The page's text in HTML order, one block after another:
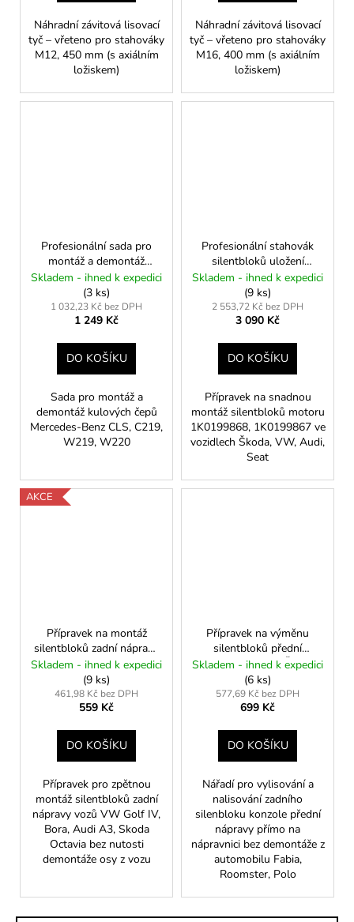
Náhradní závitová lisovací
tyč – vřeteno pro stahováky
M12, 450 mm (s axiálním
ložiskem)
Náhradní závitová lisovací
tyč – vřeteno pro stahováky
M16, 400 mm (s axiálním
ložiskem)
Profesionální sada pro
montáž a demontáž
kulových čepů Mercedes-
Benz (S, E, CLS, ML)
Skladem - ihned k expedici
(3 ks)
1 032,23 Kč bez DPH
1 249 Kč
DO KOŠÍKU
Sada pro montáž a
demontáž kulových čepů
Mercedes-Benz CLS, C219,
W219, W220
Profesionální stahovák
silentbloků uložení
motoru v nápravnici –
VW, Audi, Škoda, Seat
Skladem - ihned k expedici
(9 ks)
2 553,72 Kč bez DPH
3 090 Kč
DO KOŠÍKU
Přípravek na snadnou
montáž silentbloků motoru
1K0199868, 1K0199867 ve
vozidlech Škoda, VW, Audi,
Seat
AKCE
Přípravek na montáž
silentbloků zadní nápravy
VAG (Octavia I, Fabia,
Golf IV)
Skladem - ihned k expedici
(9 ks)
461,98 Kč bez DPH
559 Kč
DO KOŠÍKU
Přípravek pro zpětnou
montáž silentbloků zadní
nápravy vozů VW Golf IV,
Bora, Audi A3, Skoda
Octavia bez nutosti
demontáže osy z vozu
Přípravek na výměnu
silentbloků přední
nápravy (puků) – Škoda
Fabia, VW Polo,
Roomster
Skladem - ihned k expedici
(6 ks)
577,69 Kč bez DPH
699 Kč
DO KOŠÍKU
Nářadí pro vylisování a
nalisování zadního
silenbloku konzole přední
nápravy přímo na
nápravnici bez demontáže z
automobilu Fabia,
Roomster, Polo